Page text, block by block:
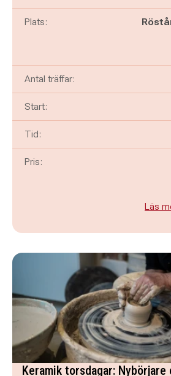
Plats:
Antal träffar:
Start:
Tid:
Pris:
Läs
Keramik torsdagar: